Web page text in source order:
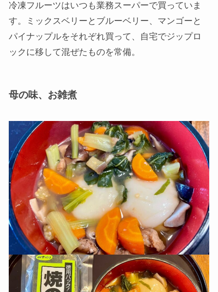
冷凍フルーツはいつも業務スーパーで買っていま
す。ミックスベリーとブルーベリー、マンゴーと
パイナップルをそれぞれ買って、自宅でジップロ
ックに移して混ぜたものを常備。
母の味、お雑煮